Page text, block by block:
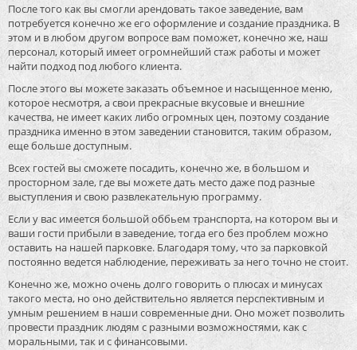
После того как вы смогли арендовать такое заведение, вам
потребуется конечно же его оформление и создание праздника. В
этом и в любом другом вопросе вам поможет, конечно же, наш
персонал, который имеет огромнейший стаж работы и может
найти подход под любого клиента.
После этого вы можете заказать объемное и насыщенное меню,
которое несмотря, а свои прекрасные вкусовые и внешние
качества, не имеет каких либо огромных цен, поэтому создание
праздника именно в этом заведении становится, таким образом,
еще больше доступным.
Всех гостей вы сможете посадить, конечно же, в большом и
просторном зале, где вы можете дать место даже под разные
выступления и свою развлекательную программу.
Если у вас имеется большой оббьем транспорта, на котором вы и
ваши гости прибыли в заведение, тогда его без проблем можно
оставить на нашей парковке. Благодаря тому, что за парковкой
постоянно ведется наблюдение, переживать за него точно не стоит.
Конечно же, можно очень долго говорить о плюсах и минусах
такого места, но оно действительно является перспективным и
умным решением в наши современные дни. Оно может позволить
провести праздник людям с разными возможностями, как с
моральными, так и с финансовыми.